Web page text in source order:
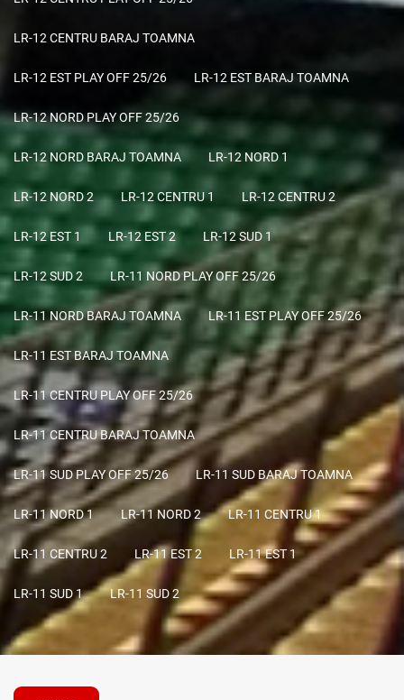
LR-12 CENTRU BARAJ TOAMNA
LR-12 EST PLAY OFF 25/26 LR-12 EST BARAJ TOAMNA
LR-12 NORD PLAY OFF 25/26
LR-12 NORD BARAJ TOAMNA LR-12 NORD 1
LR-12 NORD 2 LR-12 CENTRU 1 LR-12 CENTRU 2
LR-12 EST 1 LR-12 EST 2 LR-12 SUD 1
LR-12 SUD 2 LR-11 NORD PLAY OFF 25/26
LR-11 NORD BARAJ TOAMNA LR-11 EST PLAY OFF 25/26
LR-11 EST BARAJ TOAMNA
LR-11 CENTRU PLAY OFF 25/26
LR-11 CENTRU BARAJ TOAMNA
LR-11 SUD PLAY OFF 25/26 LR-11 SUD BARAJ TOAMNA
LR-11 NORD 1 LR-11 NORD 2 LR-11 CENTRU 1
LR-11 CENTRU 2 LR-11 EST 2 LR-11 EST 1
LR-11 SUD 1 LR-11 SUD 2